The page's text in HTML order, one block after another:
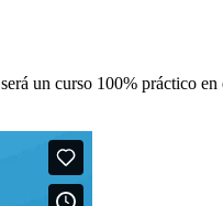
un curso 100% práctico